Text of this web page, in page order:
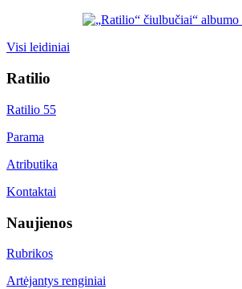
Visi leidiniai
Ratilio
Ratilio 55
Parama
Atributika
Kontaktai
Naujienos
Rubrikos
Artėjantys renginiai